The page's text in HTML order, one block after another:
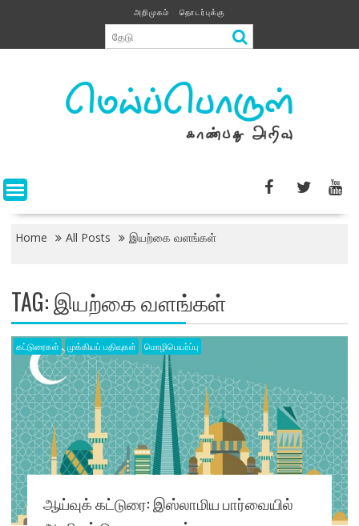
content
அறிமுகம் தொடர்புக்கு
Home All Posts இயற்கை வளங்கள்
TAG:இயற்கை வளங்கள்
கட்டுரைகள் முக்கியப் பதிவுகள் மொழிபெயர்ப்பு
ஆய்வுக் கட்டுரை: இஸ்லாமிய பார்வையில்